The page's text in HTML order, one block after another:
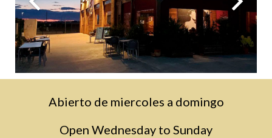
Abierto de miercoles a domingo
Open Wednesday to Sunday